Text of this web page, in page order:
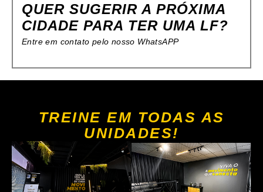
QUER SUGERIR A PRÓXIMA
CIDADE PARA TER UMA LF?
Entre em contato pelo nosso WhatsAPP
TREINE EM TODAS AS
UNIDADES!